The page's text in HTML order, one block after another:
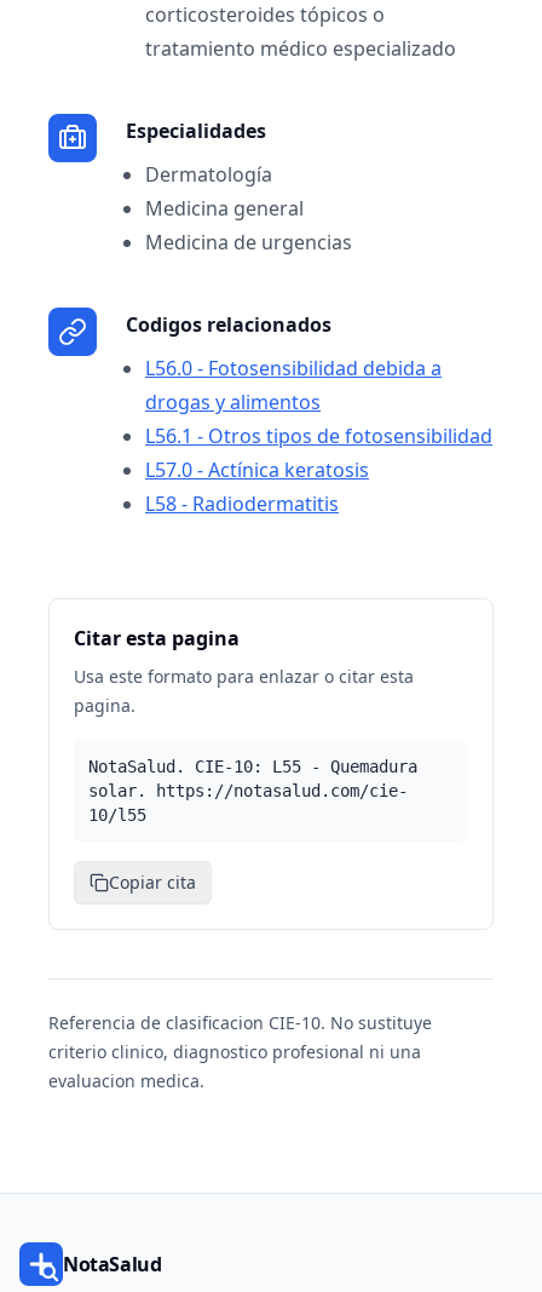
corticosteroides tópicos o
tratamiento médico especializado
Especialidades
Dermatología
Medicina general
Medicina de urgencias
Codigos relacionados
L56.0 - Fotosensibilidad debida a
drogas y alimentos
L56.1 - Otros tipos de fotosensibilidad
L57.0 - Actínica keratosis
L58 - Radiodermatitis
Citar esta pagina
Usa este formato para enlazar o citar esta
pagina.
NotaSalud. CIE-10: L55 - Quemadura
solar. https://notasalud.com/cie-
10/l55
Copiar cita
Referencia de clasificacion CIE-10. No sustituye
criterio clinico, diagnostico profesional ni una
evaluacion medica.
NotaSalud